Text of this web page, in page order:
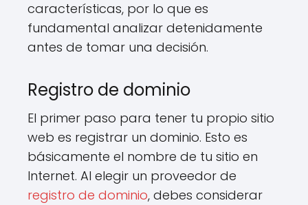
características, por lo que es
fundamental analizar detenidamente
antes de tomar una decisión.
Registro de dominio
El primer paso para tener tu propio sitio
web es registrar un dominio. Esto es
básicamente el nombre de tu sitio en
Internet. Al elegir un proveedor de
registro de dominio, debes considerar